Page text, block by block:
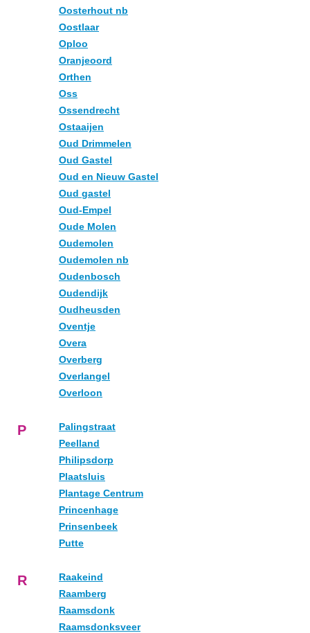
Oosterhout nb
Oostlaar
Oploo
Oranjeoord
Orthen
Oss
Ossendrecht
Ostaaijen
Oud Drimmelen
Oud Gastel
Oud en Nieuw Gastel
Oud gastel
Oud-Empel
Oude Molen
Oudemolen
Oudemolen nb
Oudenbosch
Oudendijk
Oudheusden
Oventje
Overa
Overberg
Overlangel
Overloon
P
Palingstraat
Peelland
Philipsdorp
Plaatsluis
Plantage Centrum
Princenhage
Prinsenbeek
Putte
R
Raakeind
Raamberg
Raamsdonk
Raamsdonksveer